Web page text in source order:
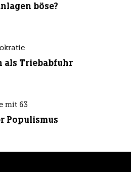
böse?
als Triebabfuhr
mit 63
Populismus